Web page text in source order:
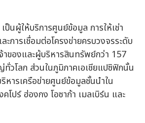
ให้บริการศูนย์ข้อมูล การให้เช่า
ะการเชื่อมต่อโครงข่ายครบวงจรระดับ
าของและผู้บริหารสินทรัพย์กว่า 157
วโลก ส่วนในภูมิภาคเอเชียแปซิฟิกนั้น
หารเครือข่ายศูนย์ข้อมูลชั้นนำใน
โปร์ ฮ่องกง โอซาก้า เมลเบิร์น และ